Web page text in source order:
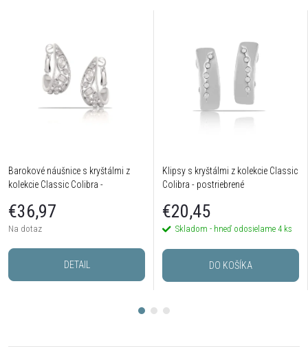
Barokové náušnice s kryštálmi z
kolekcie Classic Colibra -
€36,97
Na dotaz
DETAIL
Klipsy s kryštálmi z kolekcie Classic
Colibra - postriebrené
€20,45
Skladom - hneď odosielame 4 ks
DO KOŠÍKA